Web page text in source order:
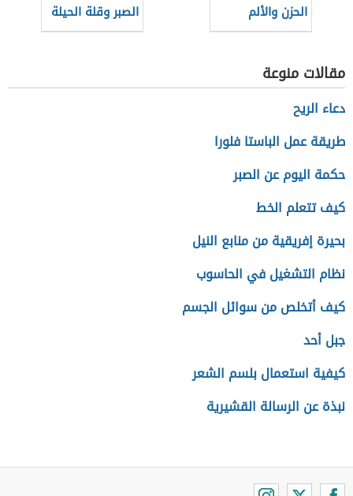
الحزن والألم
الصبر وقلة الحيلة
مقالات منوعة
دعاء الريح
طريقة عمل الباستا فلورا
حكمة اليوم عن الصبر
كيف تتعلم الخط
بحيرة إفريقية من منابع النيل
نظام التشغيل في الحاسوب
كيف أتخلص من سوائل الجسم
جبل أحد
كيفية استعمال بلسم الشعر
نبذة عن الرسالة القشيرية